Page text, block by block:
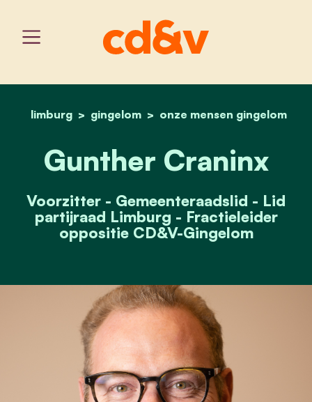
home
limburg gingelom onze mensen gingelom
gunther craninx
Gunther Craninx
Voorzitter - Gemeenteraadslid - Lid
partijraad Limburg - Fractieleider
oppositie CD&V-Gingelom